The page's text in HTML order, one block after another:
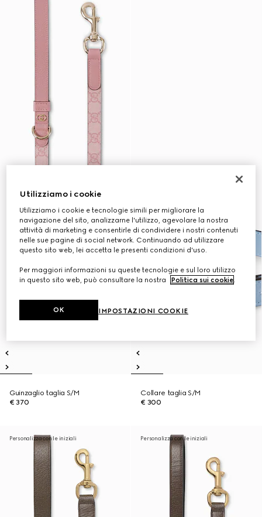
Guinzaglio taglia S/M
€ 370
Collare taglia S/M
€ 300
Personalizza con le iniziali Personalizza con le iniziali
Utilizziamo i cookie
Utilizziamo i cookie e tecnologie simili per migliorare la
navigazione del sito, analizzarne l'utilizzo, agevolare la nostra
attività di marketing e consentirle di condividere i nostri contenuti
nelle sue pagine di social network. Continuando ad utilizzare
questo sito web, lei accetta le presenti condizioni d'uso.
Per maggiori informazioni su queste tecnologie e sul loro utilizzo
in questo sito web, può consultare la nostra
Politica sui cookie.
IMPOSTAZIONI COOKIE
OK